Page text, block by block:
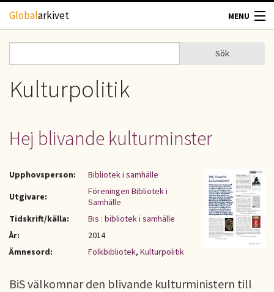
Hoppa till huvudinnehåll
Globalarkivet MENU
TIDSKRIFTER
GEOGRAFI
UPPHOVSRÄTT
OM OSS
Sökformulär
Sök
Kulturpolitik
Hej blivande kulturminster
Upphovsperson:
Bibliotek i samhälle
Utgivare:
Föreningen Bibliotek i
Samhälle
Tidskrift/källa:
Bis : bibliotek i samhälle
År:
2014
Ämnesord:
Folkbibliotek, Kulturpolitik
BiS välkomnar den blivande kulturministern till